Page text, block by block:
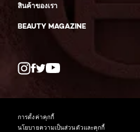
สินค้าของเรา
BEAUTY MAGAZINE
การตั้งค่าคุกกี้
นโยบายความเป็นส่วนตัวและคุกกี้